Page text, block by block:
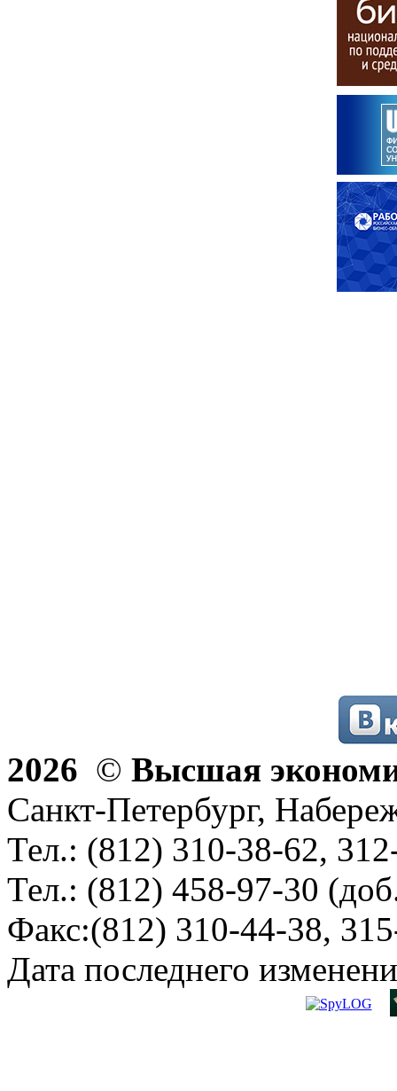
2026 © Высшая
Санкт-Петербург,
Тел.: (812) 310-38-62,
Тел.: (812) 458-97-30
Факс:(812) 310-44-38,
Дата последнего